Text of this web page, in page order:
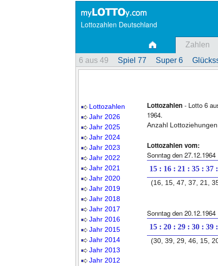
Lottozahlen Deutschland
Zahlen
6 aus 49
Spiel 77 Super 6
Lottozahlen
Jahr 2026
Jahr 2025
Jahr 2024
Jahr 2023
Jahr 2022
Jahr 2021
Jahr 2020
Jahr 2019
Jahr 2018
Jahr 2017
Jahr 2016
Jahr 2015
Jahr 2014
Jahr 2013
Jahr 2012
Lottozahlen - Lotto 6
1964.
Anzahl
Lottozahlen vom:
Sonntag den 27.12.1964
15 : 16 : 21 : 35 : 37
(16, 15, 47, 37, 21,
Sonntag den 20.12.1964
15 : 20 : 29 : 30 : 39
(30, 39, 29, 46, 15,